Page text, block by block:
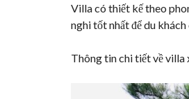
Villa có thiết kế theo
nghi tốt nhất để du
Thông tin chi tiết về villa